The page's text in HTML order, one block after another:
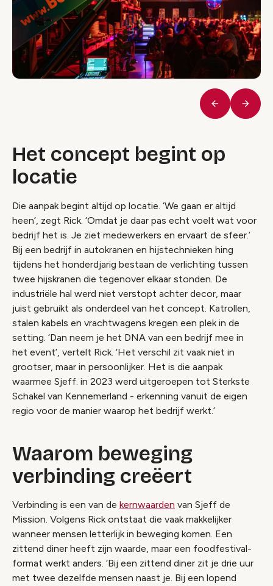
Vorige
Het concept begint op
locatie
Die aanpak begint altijd op locatie. ‘We gaan er altijd
heen’, zegt Rick. ‘Omdat je daar pas echt voelt wat voor
bedrijf het is. Je ziet medewerkers en ervaart de sfeer.’
Bij een bedrijf in autokranen en hijstechnieken hing
tijdens het honderdjarig bestaan de verlichting tussen
twee hijskranen die tegenover elkaar stonden. De
industriële hal werd niet verstopt achter decor, maar
juist gebruikt als onderdeel van het concept. Katrollen,
stalen kabels en vrachtwagens kregen een plek in de
setting. ‘Dan neem je het DNA van een bedrijf mee in
het event’, vertelt Rick. ‘Het verschil zit vaak niet in
grootser, maar in persoonlijker. Het is die aanpak
waarmee Sjeff. in 2023 werd uitgeroepen tot Sterkste
Schakel van Kennemerland - erkenning vanuit de eigen
regio voor de manier waarop het bedrijf werkt.’
Waarom beweging
verbinding creëert
Verbinding is een van de kernwaarden van Sjeff de
Mission. Volgens Rick ontstaat die vaak makkelijker
wanneer mensen letterlijk in beweging komen. Een
zittend diner heeft zijn waarde, maar een foodfestival-
format werkt anders. ‘Bij een zittend diner zit je drie uur
met twee dezelfde mensen naast je. Bij een lopend